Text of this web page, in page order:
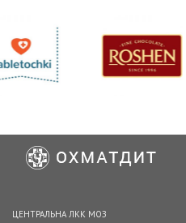
ЦЕНТРАЛЬНА ЛКК МОЗ